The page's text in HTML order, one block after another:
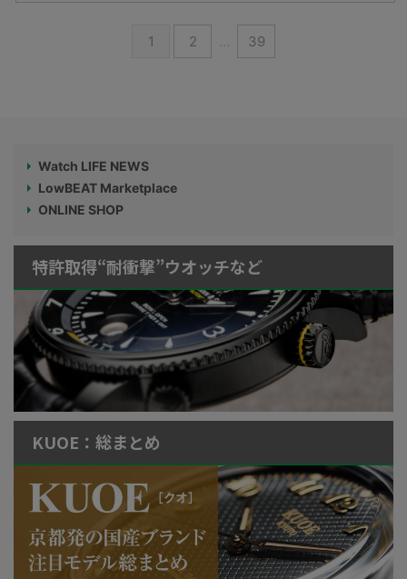
1 2 … 39
Watch LIFE NEWS
LowBEAT Marketplace
ONLINE SHOP
特許取得“耐衝撃”ウオッチなど
KUOE：総まとめ